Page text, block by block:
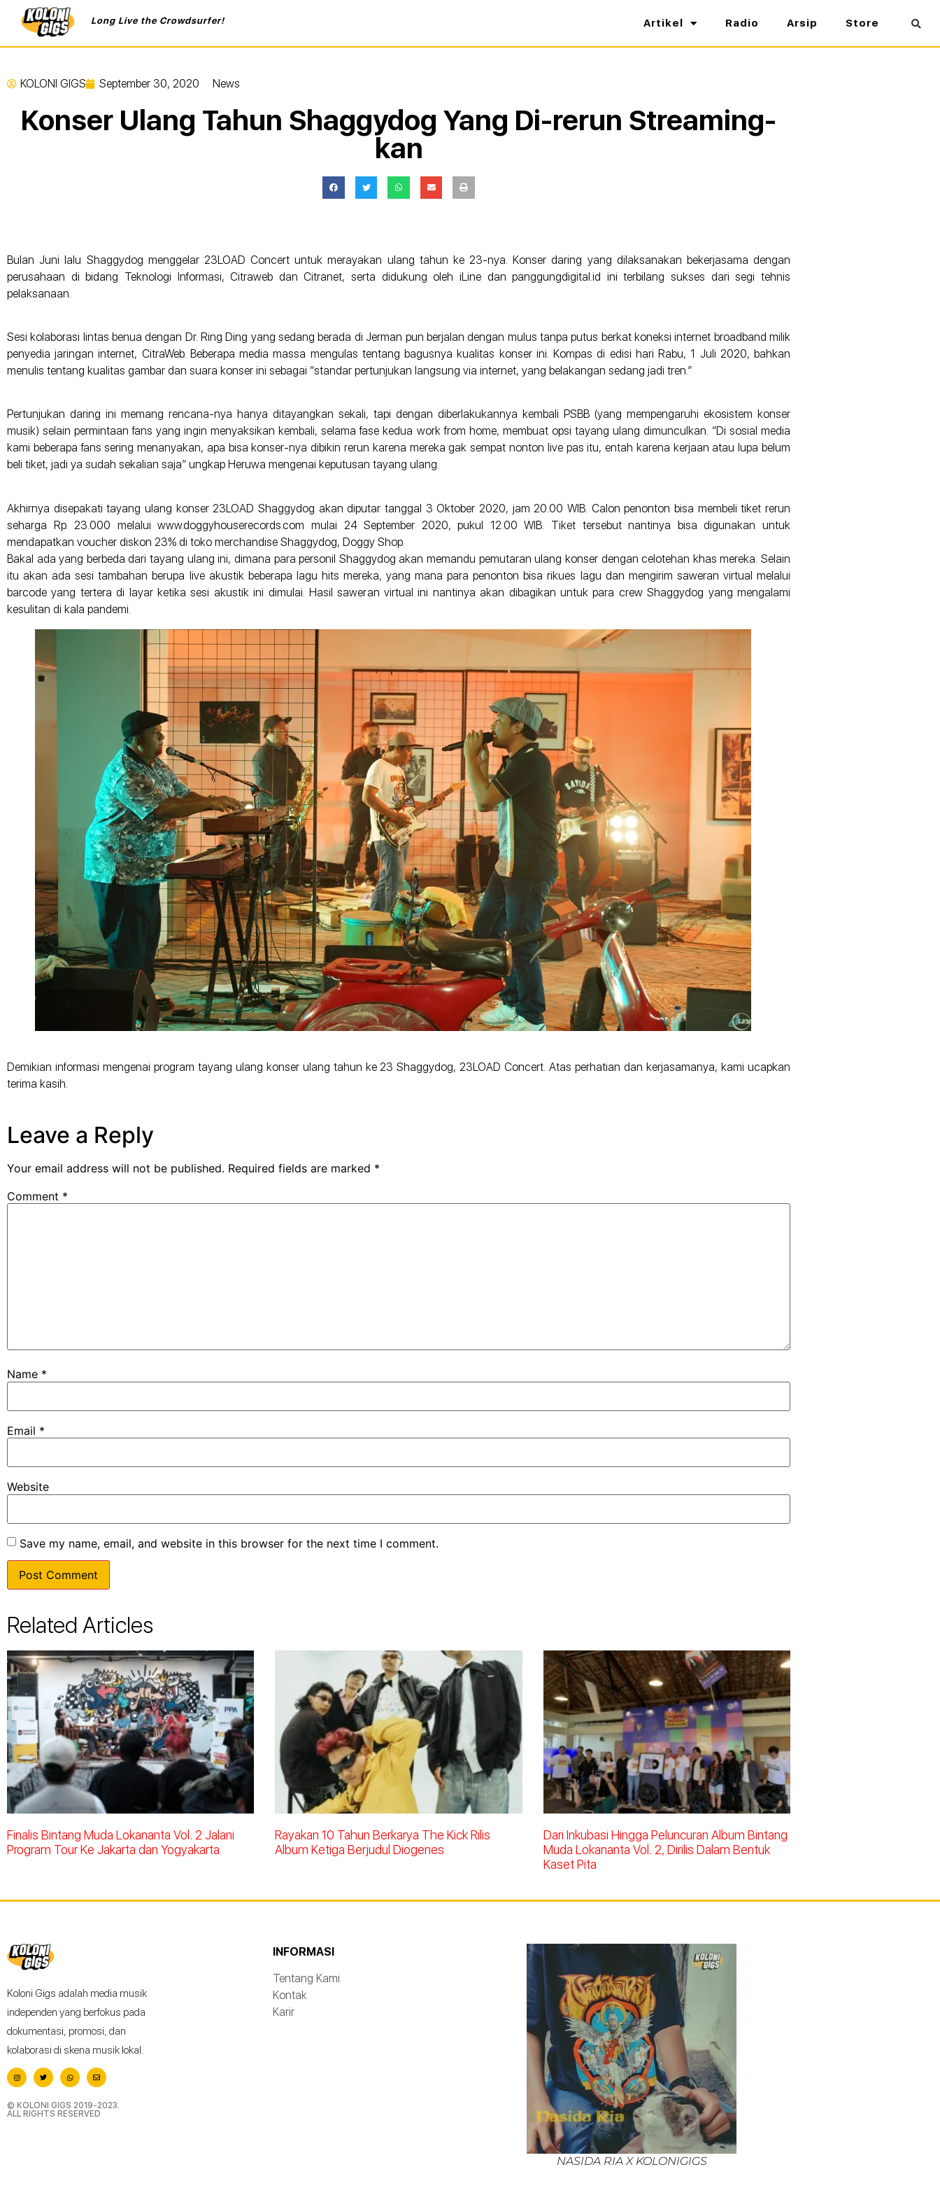
Long Live the Crowdsurfer! Artikel Radio Arsip Store
KOLONI GIGS September 30, 2020 News
Konser Ulang Tahun Shaggydog Yang Di-rerun Streaming-
kan
Bulan Juni lalu Shaggydog menggelar 23LOAD Concert untuk merayakan ulang tahun ke 23-nya. Konser daring yang dilaksanakan bekerjasama dengan
perusahaan di bidang Teknologi Informasi, Citraweb dan Citranet, serta didukung oleh iLine dan panggungdigital.id ini terbilang sukses dari segi tehnis
pelaksanaan.
Sesi kolaborasi lintas benua dengan Dr. Ring Ding yang sedang berada di Jerman pun berjalan dengan mulus tanpa putus berkat koneksi internet broadband milik
penyedia jaringan internet, CitraWeb. Beberapa media massa mengulas tentang bagusnya kualitas konser ini. Kompas di edisi hari Rabu, 1 Juli 2020, bahkan
menulis tentang kualitas gambar dan suara konser ini sebagai “standar pertunjukan langsung via internet, yang belakangan sedang jadi tren.”
Pertunjukan daring ini memang rencana-nya hanya ditayangkan sekali, tapi dengan diberlakukannya kembali PSBB (yang mempengaruhi ekosistem konser
musik) selain permintaan fans yang ingin menyaksikan kembali, selama fase kedua work from home, membuat opsi tayang ulang dimunculkan. “Di sosial media
kami beberapa fans sering menanyakan, apa bisa konser-nya dibikin rerun karena mereka gak sempat nonton live pas itu, entah karena kerjaan atau lupa belum
beli tiket, jadi ya sudah sekalian saja” ungkap Heruwa mengenai keputusan tayang ulang.
Akhirnya disepakati tayang ulang konser 23LOAD Shaggydog akan diputar tanggal 3 Oktober 2020, jam 20.00 WIB. Calon penonton bisa membeli tiket rerun
seharga Rp. 23.000 melalui www.doggyhouserecords.com mulai 24 September 2020, pukul 12.00 WIB. Tiket tersebut nantinya bisa digunakan untuk
mendapatkan voucher diskon 23% di toko merchandise Shaggydog, Doggy Shop.
Bakal ada yang berbeda dari tayang ulang ini, dimana para personil Shaggydog akan memandu pemutaran ulang konser dengan celotehan khas mereka. Selain
itu akan ada sesi tambahan berupa live akustik beberapa lagu hits mereka, yang mana para penonton bisa rikues lagu dan mengirim saweran virtual melalui
barcode yang tertera di layar ketika sesi akustik ini dimulai. Hasil saweran virtual ini nantinya akan dibagikan untuk para crew Shaggydog yang mengalami
kesulitan di kala pandemi.
Demikian informasi mengenai program tayang ulang konser ulang tahun ke 23 Shaggydog, 23LOAD Concert. Atas perhatian dan kerjasamanya, kami ucapkan
terima kasih.
Leave a Reply
Your email address will not be published. Required fields are marked *
Comment *
Name *
Email *
Website
Save my name, email, and website in this browser for the next time I comment.
Related Articles
Finalis Bintang Muda Lokananta Vol. 2 Jalani
Program Tour Ke Jakarta dan Yogyakarta
Rayakan 10 Tahun Berkarya The Kick Rilis
Album Ketiga Berjudul Diogenes
Dari Inkubasi Hingga Peluncuran Album Bintang
Muda Lokananta Vol. 2, Dirilis Dalam Bentuk
Kaset Pita
Koloni Gigs adalah media musik
independen yang berfokus pada
dokumentasi, promosi, dan
kolaborasi di skena musik lokal.
© KOLONI GIGS 2019-2023.
ALL RIGHTS RESERVED
INFORMASI
Tentang Kami
Kontak
Karir
NASIDA RIA X KOLONIGIGS